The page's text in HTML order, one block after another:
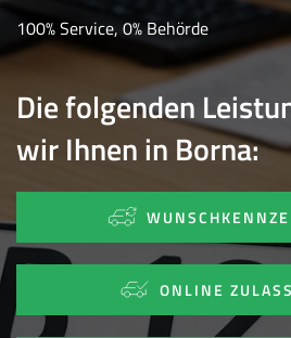
100% Service, 0% Behörde
Die folgenden
wir Ihnen in Borna:
ONLINE